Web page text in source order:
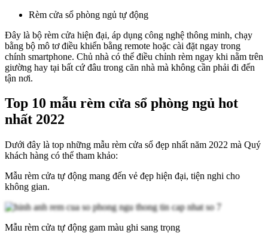
Rèm cửa sổ phòng ngủ tự động
Đây là bộ rèm cửa hiện đại, áp dụng công nghệ thông minh, chạy
bằng bộ mô tơ điều khiển bằng remote hoặc cài đặt ngay trong
chính smartphone. Chủ nhà có thể điều chỉnh rèm ngay khi nằm trên
giường hay tại bất cứ đâu trong căn nhà mà không cần phải đi đến
tận nơi.
Top 10 mẫu rèm cửa sổ phòng ngủ hot
nhất 2022
Dưới đây là top những mẫu rèm cửa sổ đẹp nhất năm 2022 mà Quý
khách hàng có thể tham khảo:
Mẫu rèm cửa tự động mang đến vẻ đẹp hiện đại, tiện nghi cho
không gian.
Mẫu rèm cửa tự động gam màu ghi sang trọng